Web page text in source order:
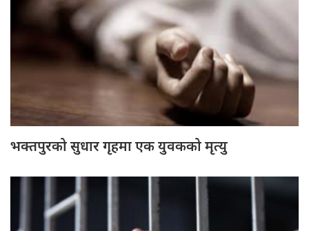
भक्तपुरको सुधार गृहमा एक युवकको मृत्यु